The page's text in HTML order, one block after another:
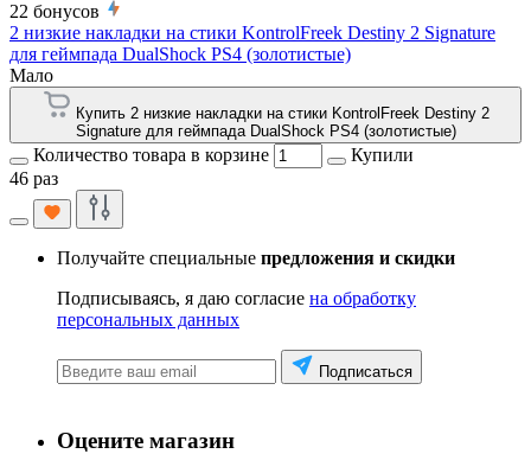
22 бонусов
2 низкие накладки на стики KontrolFreek Destiny 2 Signature
для геймпада DualShock PS4 (золотистые)
Мало
Купить 2 низкие накладки на стики KontrolFreek Destiny 2
Signature для геймпада DualShock PS4 (золотистые)
Количество товара в корзине
Купили
46 раз
Получайте специальные предложения и скидки
Подписываясь, я даю согласие на обработку
персональных данных
Подписаться
Оцените магазин